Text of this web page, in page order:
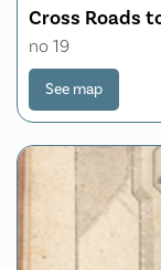
Cross Roads
no 19
See map